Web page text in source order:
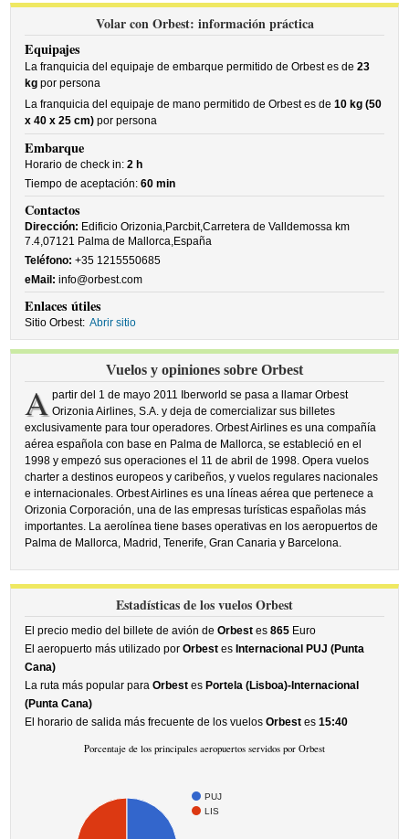
Volar con Orbest: información práctica
Equipajes
La franquicia del equipaje de embarque permitido de Orbest es de23
kg por persona
La franquicia del equipaje de mano permitido de Orbest es de10 kg (50
x 40 x 25 cm) por persona
Embarque
Horario de check in:2 h
Tiempo de aceptación:60 min
Contactos
Dirección: Edificio Orizonia,Parcbit,Carretera de Valldemossa km
7.4,07121 Palma de Mallorca,España
Teléfono: +35 1215550685
eMail: info@orbest.com
Enlaces útiles
Sitio Orbest: Abrir sitio
Vuelos y opiniones sobre Orbest
A partir del 1 de mayo 2011 Iberworld se pasa a llamar Orbest
Orizonia Airlines, S.A. y deja de comercializar sus billetes
exclusivamente para tour operadores. Orbest Airlines es una compañía
aérea española con base en Palma de Mallorca, se estableció en el
1998 y empezó sus operaciones el 11 de abril de 1998. Opera vuelos
charter a destinos europeos y caribeños, y vuelos regulares nacionales
e internacionales. Orbest Airlines es una líneas aérea que pertenece a
Orizonia Corporación, una de las empresas turísticas españolas más
importantes. La aerolínea tiene bases operativas en los aeropuertos de
Palma de Mallorca, Madrid, Tenerife, Gran Canaria y Barcelona.
Estadísticas de los vuelos Orbest
El precio medio del billete de avión deOrbest es865 Euro
El aeropuerto más utilizado porOrbest es Internacional PUJ (Punta
Cana)
La ruta más popular paraOrbest es Portela (Lisboa)-Internacional
(Punta Cana)
El horario de salida más frecuente de los vuelosOrbest es15:40
Porcentaje de los principales aeropuertos servidos por Orbest
PUJ
LIS